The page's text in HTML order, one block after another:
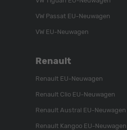
VW Passat EU-Neuwagen
VW EU-Neuwagen
Renault
Renault EU-Neuwagen
Renault Clio EU-Neuwagen
Renault Austral EU-Neuwagen
Renault Kangoo EU-Neuwagen